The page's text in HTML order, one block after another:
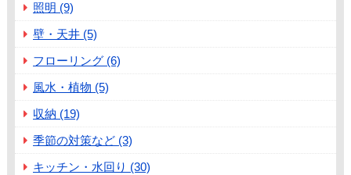
照明 (9)
壁・天井 (5)
フローリング (6)
風水・植物 (5)
収納 (19)
季節の対策など (3)
キッチン・水回り (30)